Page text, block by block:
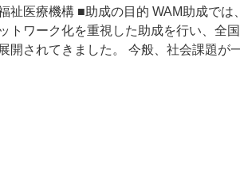
祉医療機構 ■助成の目的 WAM助成では
トワーク化を重視した助成を行い、全
開されてきました。 今般、社会課題が